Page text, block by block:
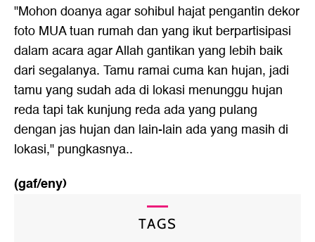
"Mohon doanya agar sohibul hajat pengantin dekor
foto MUA tuan rumah dan yang ikut berpartisipasi
dalam acara agar Allah gantikan yang lebih baik
dari segalanya. Tamu ramai cuma kan hujan, jadi
tamu yang sudah ada di lokasi menunggu hujan
reda tapi tak kunjung reda ada yang pulang
dengan jas hujan dan lain-lain ada yang masih di
lokasi," pungkasnya..
(gaf/eny)
TAGS